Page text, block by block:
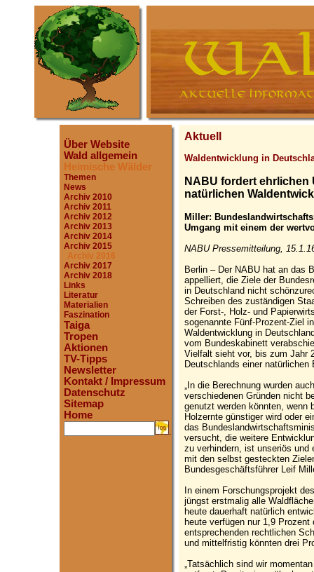
Über Website
Wald allgemein
Heimische Wälder
Themen
News
Archiv 2010
Archiv 2011
Archiv 2012
Archiv 2013
Archiv 2014
Archiv 2015
Archiv 2016
Archiv 2017
Archiv 2018
Links
Literatur
Materialien
Faszination
Taiga
Tropen
Aktionen
TV-Tipps
Newsletter
Kontakt / Impressum
Datenschutz
Sitemap
Home
.
Aktuell
Waldentwicklung in
NABU fordert ehrlichen
natürlichen
Miller:
Umgang mit einem der
NABU Pressemitteilung,
Berlin – Der NABU hat an das
appelliert, die Ziele der
in Deutschland nicht
Schreiben des zuständigen
der Forst-, Holz- und
sogenannte Fünf-Prozent-Ziel
Waldentwicklung in
vom Bundeskabinett
Vielfalt sieht vor, bis zum Jahr
Deutschlands einer
„In die Berechnung wurden
verschiedenen Gründen nicht
genutzt werden könnten, wenn
Holzernte günstiger wird oder
das
versucht, die weitere
zu verhindern, ist unseriös und
mit den selbst gesteckten
Bundesgeschäftsführer Leif
In einem Forschungsprojekt
jüngst erstmalig alle
heute dauerhaft natürlich
heute verfügen nur 1,9 Prozent
entsprechenden rechtlichen
und mittelfristig könnten drei
„Tatsächlich sind wir